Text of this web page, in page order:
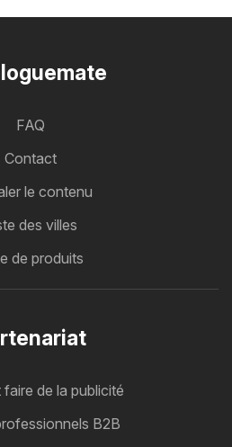
FAQ
Contact
le contenu
des villes
de produits
de la publicité
B2B